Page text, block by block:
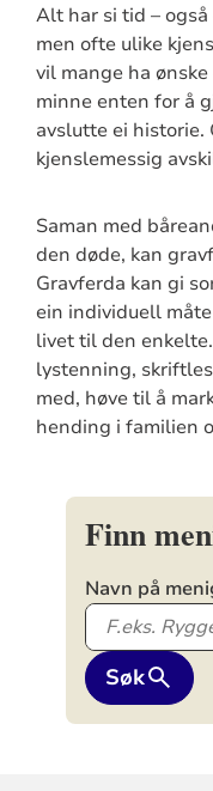
Alt har si tid –
men ofte ulike
vil mange ha
minne enten for å
avslutte ei
kjenslemessig
Saman med
den døde, kan
Gravferda kan gi
ein individuell
livet til den
lystenning,
med, høve til å
hending i familien
Finn
Navn på
Søk